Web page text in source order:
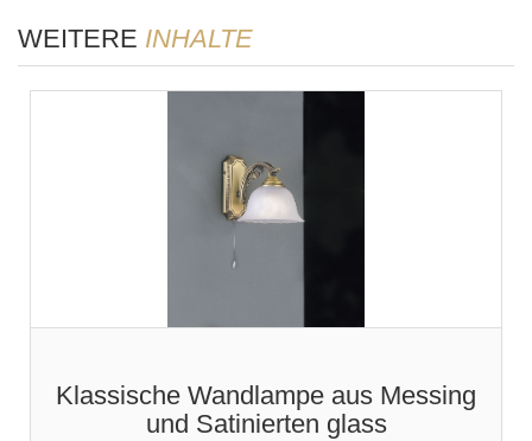
WEITERE INHALTE
Klassische Wandlampe aus Messing
und Satinierten glass